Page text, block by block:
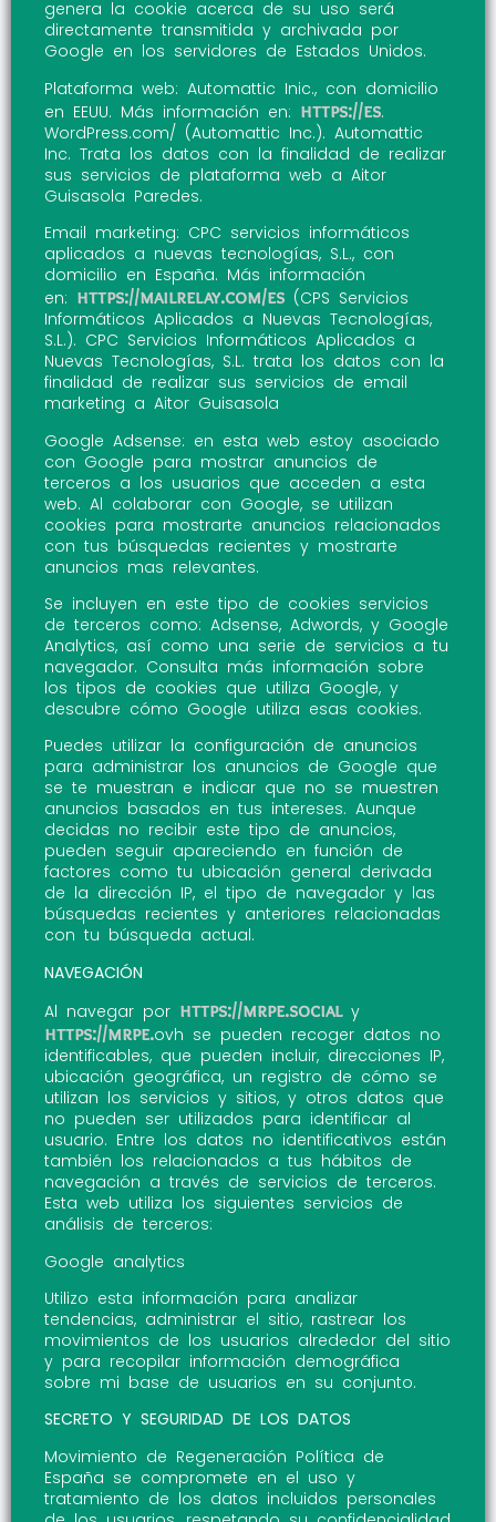
genera la cookie acerca de su uso será
directamente transmitida y archivada por
Google en los servidores de Estados Unidos.
Plataforma web: Automattic Inic., con domicilio
en EEUU. Más información en: https://es.
WordPress.com/ (Automattic Inc.). Automattic
Inc. Trata los datos con la finalidad de realizar
sus servicios de plataforma web a Aitor
Guisasola Paredes.
Email marketing: CPC servicios informáticos
aplicados a nuevas tecnologías, S.L., con
domicilio en España. Más información
en: https://mailrelay.com/es (CPS Servicios
Informáticos Aplicados a Nuevas Tecnologías,
S.L.). CPC Servicios Informáticos Aplicados a
Nuevas Tecnologías, S.L. trata los datos con la
finalidad de realizar sus servicios de email
marketing a Aitor Guisasola
Google Adsense: en esta web estoy asociado
con Google para mostrar anuncios de
terceros a los usuarios que acceden a esta
web. Al colaborar con Google, se utilizan
cookies para mostrarte anuncios relacionados
con tus búsquedas recientes y mostrarte
anuncios mas relevantes.
Se incluyen en este tipo de cookies servicios
de terceros como: Adsense, Adwords, y Google
Analytics, así como una serie de servicios a tu
navegador. Consulta más información sobre
los tipos de cookies que utiliza Google, y
descubre cómo Google utiliza esas cookies.
Puedes utilizar la configuración de anuncios
para administrar los anuncios de Google que
se te muestran e indicar que no se muestren
anuncios basados en tus intereses. Aunque
decidas no recibir este tipo de anuncios,
pueden seguir apareciendo en función de
factores como tu ubicación general derivada
de la dirección IP, el tipo de navegador y las
búsquedas recientes y anteriores relacionadas
con tu búsqueda actual.
NAVEGACIÓN
Al navegar por https://mrpe.socialy
https://mrpe.ovh se pueden recoger datos no
identificables, que pueden incluir, direcciones IP,
ubicación geográfica, un registro de cómo se
utilizan los servicios y sitios, y otros datos que
no pueden ser utilizados para identificar al
usuario. Entre los datos no identificativos están
también los relacionados a tus hábitos de
navegación a través de servicios de terceros.
Esta web utiliza los siguientes servicios de
análisis de terceros:
Google analytics
Utilizo esta información para analizar
tendencias, administrar el sitio, rastrear los
movimientos de los usuarios alrededor del sitio
y para recopilar información demográfica
sobre mi base de usuarios en su conjunto.
SECRETO Y SEGURIDAD DE LOS DATOS
Movimiento de Regeneración Política de
España se compromete en el uso y
tratamiento de los datos incluidos personales